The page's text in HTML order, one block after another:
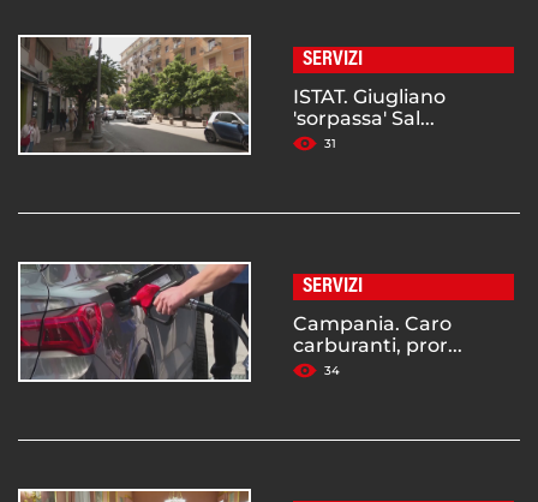
SERVIZI
ISTAT. Giugliano
'sorpassa' Sal...
31
SERVIZI
Campania. Caro
carburanti, pror...
34